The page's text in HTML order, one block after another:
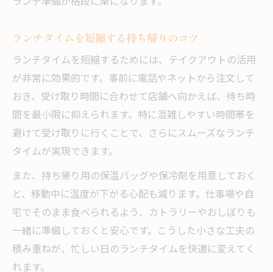
ランチタイムを短縮する持ち帰りのコツ
ランチタイムを短縮するためには、テイクアウトの活用
が非常に効果的です。事前に電話やネットから注文して
おき、受け取り時間に合わせて店舗へ向かえば、待ち時
間を最小限に抑えられます。特に混雑しやすい時間帯を
避けて受け取りに行くことで、さらにスムーズなランチ
タイムが実現できます。
また、持ち帰り用の保温バッグや保冷剤を用意しておく
と、移動中に温度が下がる心配も減ります。仕事場や自
宅でそのまま食べられるよう、カトラリーやおしぼりも
一緒に準備しておくと安心です。こうした小さな工夫の
積み重ねが、忙しい日のランチタイムを快適に変えてく
れます。